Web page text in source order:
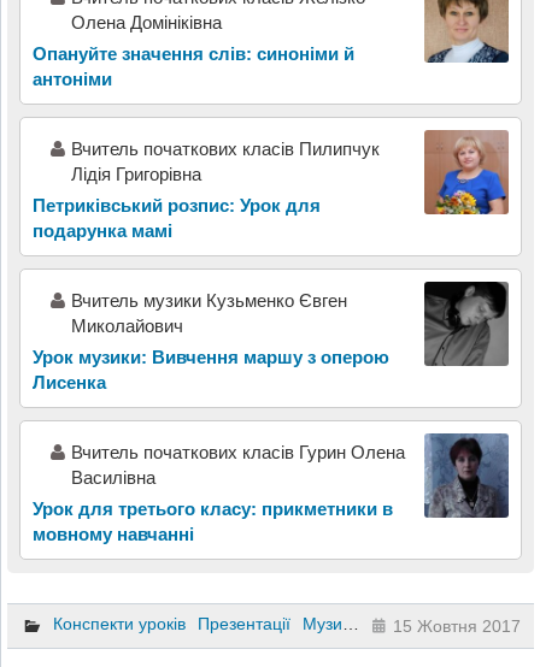
Олена Домініківна
Опануйте значення слів: синоніми й
антоніми
Вчитель початкових класів Пилипчук
Лідія Григорівна
Петриківський розпис: Урок для
подарунка мамі
Вчитель музики Кузьменко Євген
Миколайович
Урок музики: Вивчення маршу з оперою
Лисенка
Вчитель початкових класів Гурин Олена
Василівна
Урок для третього класу: прикметники в
мовному навчанні
Конспекти уроків Презентації Музика 6 клас15 Жовтня 2017